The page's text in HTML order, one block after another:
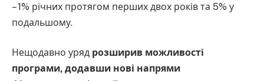
– 1% річних протягом перших двох років та 5% у
подальшому.
Нещодавно уряд розширив можливості
програми, додавши нові напрями